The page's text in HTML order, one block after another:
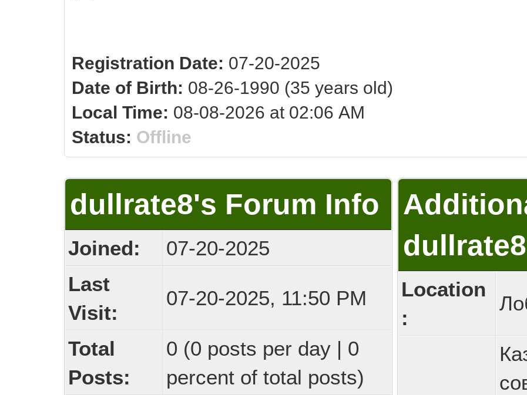
Registration Date: 07-20-2025
Date of Birth: 08-26-1990 (35 years old)
Local Time: 08-08-2026 at 02:06 AM
Status: Offline
dullrate8's Forum Info
Joined:
07-20-2025
Last
Visit:
07-20-2025, 11:50 PM
Total
Posts:
0 (0 posts per day | 0
percent of total posts)
dullrate8
Location
: